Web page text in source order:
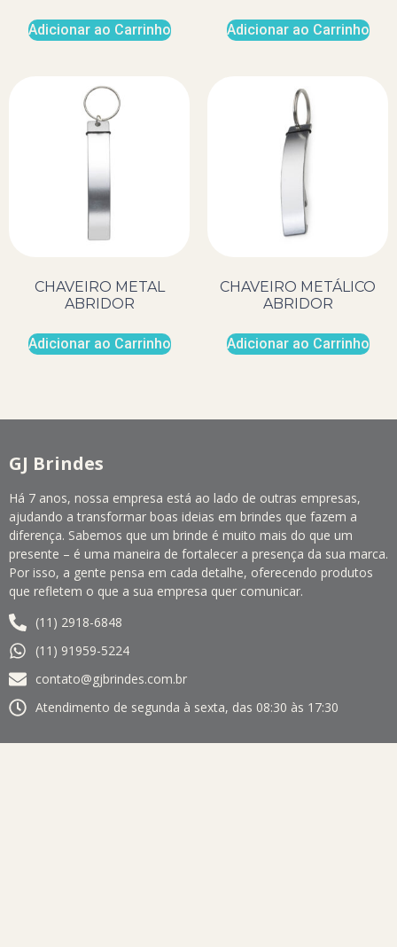
Adicionar ao Carrinho Adicionar ao Carrinho
CHAVEIRO METAL
ABRIDOR
Adicionar ao Carrinho
CHAVEIRO METÁLICO
ABRIDOR
Adicionar ao Carrinho
GJ Brindes
Há 7 anos, nossa empresa está ao lado de outras empresas,
ajudando a transformar boas ideias em brindes que fazem a
diferença. Sabemos que um brinde é muito mais do que um
presente – é uma maneira de fortalecer a presença da sua marca.
Por isso, a gente pensa em cada detalhe, oferecendo produtos
que refletem o que a sua empresa quer comunicar.
(11) 2918-6848
(11) 91959-5224
contato@gjbrindes.com.br
Atendimento de segunda à sexta, das 08:30 às 17:30